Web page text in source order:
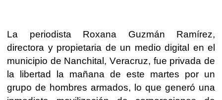
La periodista Roxana Guzmán Ramírez,
directora y propietaria de un medio digital en el
municipio de Nanchital, Veracruz, fue privada de
la libertad la mañana de este martes por un
grupo de hombres armados, lo que generó una